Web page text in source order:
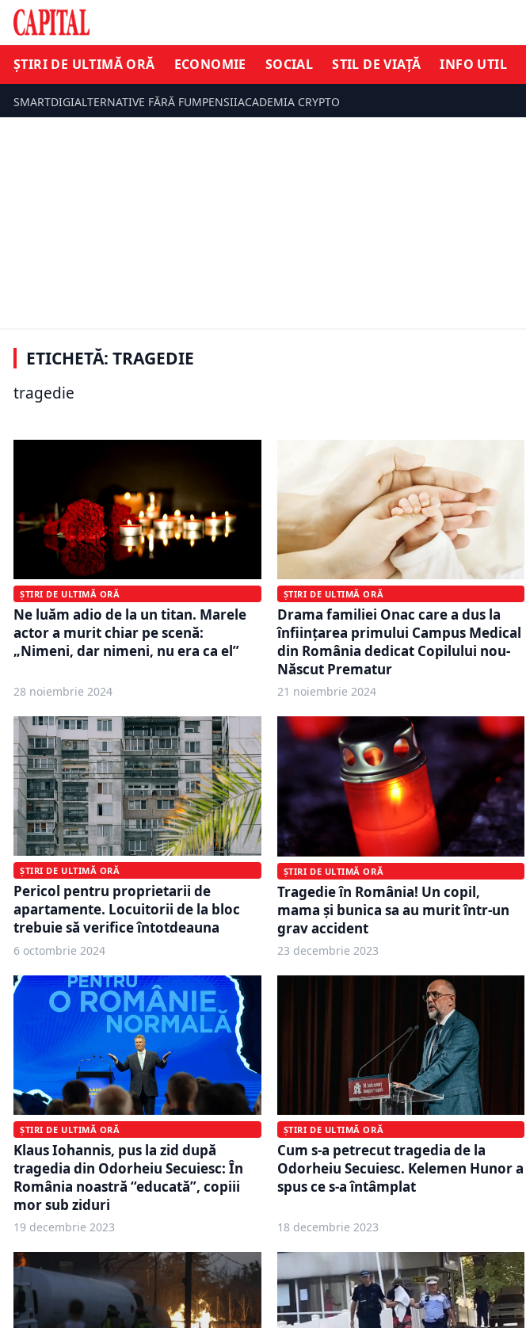
ȘTIRI DE ULTIMĂ ORĂ ECONOMIE SOCIAL STIL DE VIAȚĂ INFO UTIL
SMARTDIGIALTERNATIVE FĂRĂ FUMPENSIIACADEMIA CRYPTO
ETICHETĂ: TRAGEDIE
tragedie
Zi de doliu pentru România. Călin
Georgescu, îndurerat de tragedie:
Când inima se răcește, viața
plătește
ȘTIRI DE ULTIMĂ ORĂ
Ne luăm adio de la un titan. Marele
actor a murit chiar pe scenă:
„Nimeni, dar nimeni, nu era ca el”
28 noiembrie 2024
ȘTIRI DE ULTIMĂ ORĂ
Drama familiei Onac care a dus la
înființarea primului Campus Medical
din România dedicat Copilului nou-
Născut Prematur
21 noiembrie 2024
ȘTIRI DE ULTIMĂ ORĂ
Pericol pentru proprietarii de
apartamente. Locuitorii de la bloc
trebuie să verifice întotdeauna
6 octombrie 2024
ȘTIRI DE ULTIMĂ ORĂ
Tragedie în România! Un copil,
mama și bunica sa au murit într-un
grav accident
23 decembrie 2023
ȘTIRI DE ULTIMĂ ORĂ
Klaus Iohannis, pus la zid după
tragedia din Odorheiu Secuiesc: În
România noastră “educată”, copiii
mor sub ziduri
19 decembrie 2023
ȘTIRI DE ULTIMĂ ORĂ
Cum s-a petrecut tragedia de la
Odorheiu Secuiesc. Kelemen Hunor a
spus ce s-a întâmplat
18 decembrie 2023